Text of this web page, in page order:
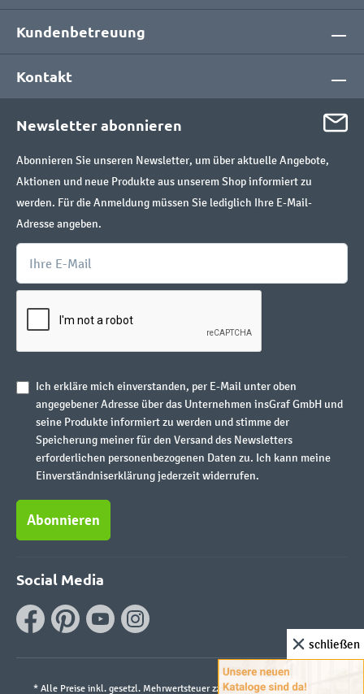
Kundenbetreuung
Kontakt
Newsletter abonnieren
Abonnieren Sie unseren Newsletter, um über aktuelle Angebote,
Aktionen und neue Produkte aus unserem Shop informiert zu
werden. Für die Anmeldung müssen Sie lediglich Ihre E-Mail-
Adresse angeben.
Ich erkläre mich einverstanden, per E-Mail unter oben
angegebener Adresse über das Unternehmen insGraf GmbH und
seine Produkte informiert zu werden und stimme der
Speicherung meiner für den Versand des Newsletters
erforderlichen personenbezogenen Daten zu. Ich kann meine
Einverständniserklärung jederzeit widerrufen.
Abonnieren
Social Media
* Alle Preise inkl. gesetzl. Mehrwertsteuer zzgl.Versandkostenund ggf.
schließen